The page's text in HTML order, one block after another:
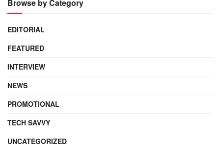
Browse by Category
EDITORIAL
FEATURED
INTERVIEW
NEWS
PROMOTIONAL
TECH SAVVY
UNCATEGORIZED